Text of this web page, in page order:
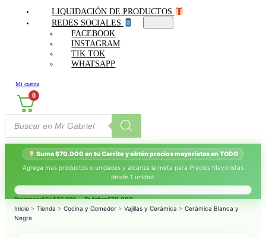
LIQUIDACIÓN DE PRODUCTOS
REDES SOCIALES
FACEBOOK
INSTAGRAM
TIK TOK
WHATSAPP
Mi cuenta
0
Búsqueda
productos
Suma $70.000 en tu Carrito y obtén precios mayoristas en TODO
Agrega mas productos o unidades y alcanza la meta para Precios Mayoristas
desde 1 unidad.
Progreso:$0/ $70.000 — Te faltan$70.000.
Inicio > Tienda > Cocina y Comedor > Vajillas y Cerámica > Cerámica Blanca y
Negra